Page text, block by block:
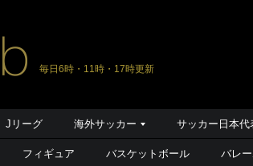
毎日6時・11時・17時更新
Jリーグ 海外サッカー サッカー日本代
フィギュア バスケットボール バレ